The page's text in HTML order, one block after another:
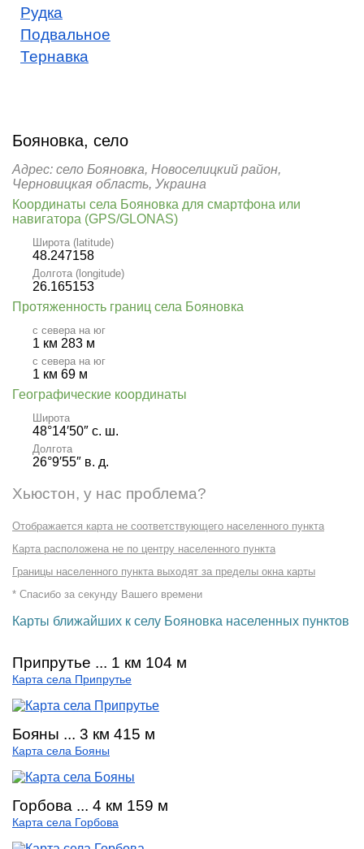
Рудка
Подвальное
Тернавка
Бояновка, село
Адрес: село Бояновка, Новоселицкий район,
Черновицкая область, Украина
Координаты села Бояновка для смартфона или
навигатора (GPS/GLONAS)
Широта (latitude)
48.247158
Долгота (longitude)
26.165153
Протяженность границ села Бояновка
с севера на юг
1 км 283 м
с севера на юг
1 км 69 м
Географические координаты
Широта
48°14′50″ с. ш.
Долгота
26°9′55″ в. д.
Хьюстон, у нас проблема?
Отображается карта не соответствующего населенного пункта
Карта расположена не по центру населенного пункта
Границы населенного пункта выходят за пределы окна карты
* Спасибо за секунду Вашего времени
Карты ближайших к селу Бояновка населенных пунктов
Припрутье ... 1 км 104 м
Карта села Припрутье
Бояны ... 3 км 415 м
Карта села Бояны
Горбова ... 4 км 159 м
Карта села Горбова